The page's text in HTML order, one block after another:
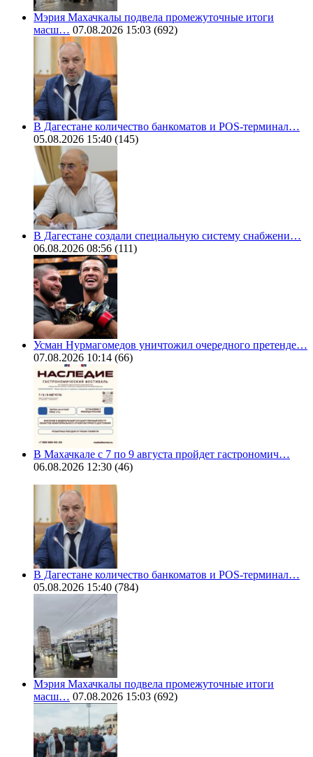
Мэрия Махачкалы подвела промежуточные итоги
масш… 07.08.2026 15:03 (692)
В Дагестане количество банкоматов и POS-терминал…
05.08.2026 15:40 (145)
В Дагестане создали специальную систему снабжени…
06.08.2026 08:56 (111)
Усман Нурмагомедов уничтожил очередного претенде…
07.08.2026 10:14 (66)
В Махачкале с 7 по 9 августа пройдет гастрономич…
06.08.2026 12:30 (46)
В Дагестане количество банкоматов и POS-терминал…
05.08.2026 15:40 (784)
Мэрия Махачкалы подвела промежуточные итоги
масш… 07.08.2026 15:03 (692)